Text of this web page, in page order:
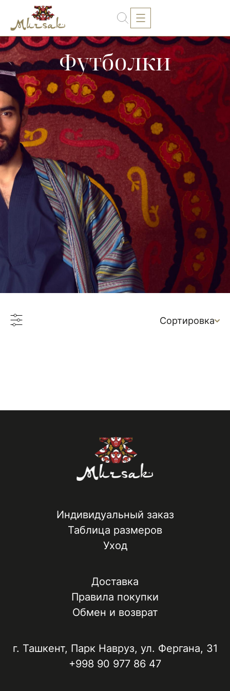
Футболки
Сортировка
Индивидуальный заказ
Таблица размеров
Уход
Доставка
Правила покупки
Обмен и возврат
г. Ташкент, ​Парк Навруз​, ул. Фергана, 31
+998 90 977 86 47